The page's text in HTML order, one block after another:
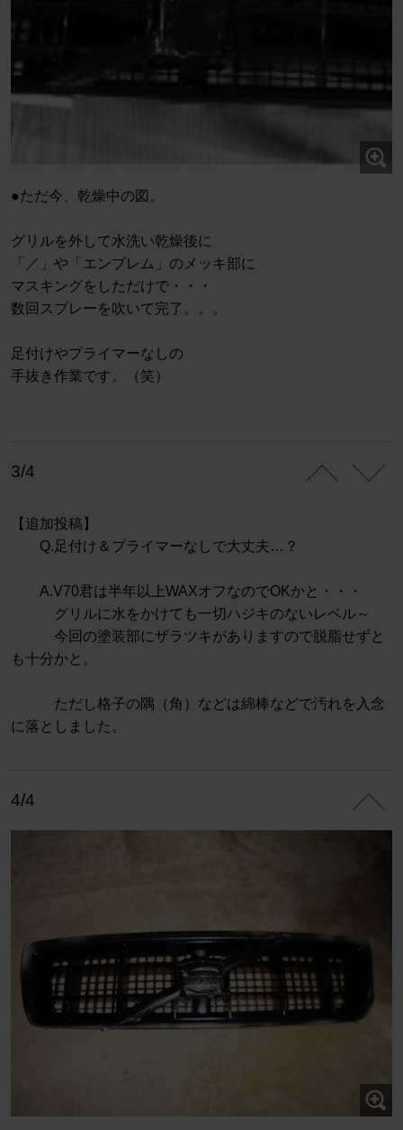
●ただ今、乾燥中の図。
グリルを外して水洗い乾燥後に
「／」や「エンブレム」のメッキ部に
マスキングをしただけで・・・
数回スプレーを吹いて完了。。。
足付けやプライマーなしの
手抜き作業です。（笑）
3/4
【追加投稿】
Q.足付け＆プライマーなしで大丈夫…？
A.V70君は半年以上WAXオフなのでOKかと・・・
グリルに水をかけても一切ハジキのないレベル～
今回の塗装部にザラツキがありますので脱脂せずと
も十分かと。
ただし格子の隅（角）などは綿棒などで汚れを入念
に落としました。
4/4